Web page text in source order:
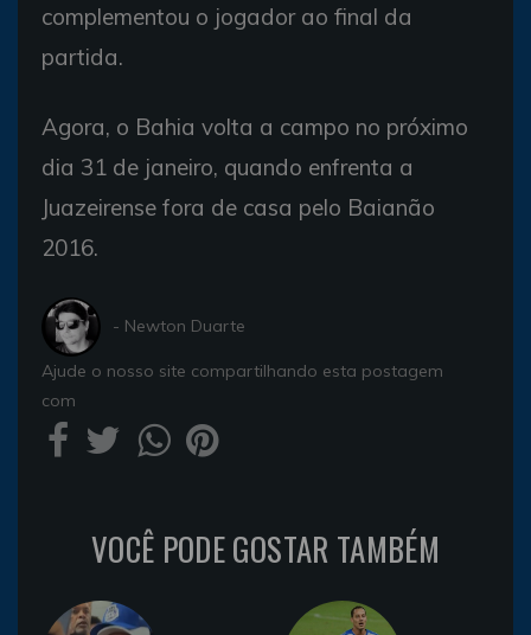
complementou o jogador ao final da
partida.
Agora, o Bahia volta a campo no próximo
dia 31 de janeiro, quando enfrenta a
Juazeirense fora de casa pelo Baianão
2016.
- Newton Duarte
Ajude o nosso site compartilhando esta postagem
com
VOCÊ PODE GOSTAR TAMBÉM